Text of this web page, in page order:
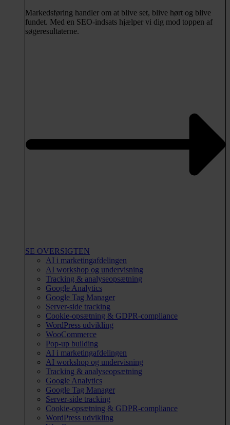
Markedsføring handler om at blive set, blive hørt og blive
fundet. Med en SEO-indsats hjælper vi dig mod toppen af
søgeresultaterne.
SE OVERSIGTEN
AI i marketingafdelingen
AI workshop og undervisning
Tracking & analyseopsætning
Google Analytics
Google Tag Manager
Server-side tracking
Cookie-opsætning & GDPR-compliance
WordPress udvikling
WooCommerce
Pop-up building
AI i marketingafdelingen
AI workshop og undervisning
Tracking & analyseopsætning
Google Analytics
Google Tag Manager
Server-side tracking
Cookie-opsætning & GDPR-compliance
WordPress udvikling